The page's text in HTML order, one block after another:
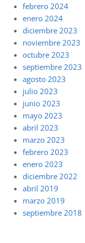
febrero 2024
enero 2024
diciembre 2023
noviembre 2023
octubre 2023
septiembre 2023
agosto 2023
julio 2023
junio 2023
mayo 2023
abril 2023
marzo 2023
febrero 2023
enero 2023
diciembre 2022
abril 2019
marzo 2019
septiembre 2018